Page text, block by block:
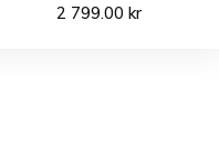
2 799.00kr